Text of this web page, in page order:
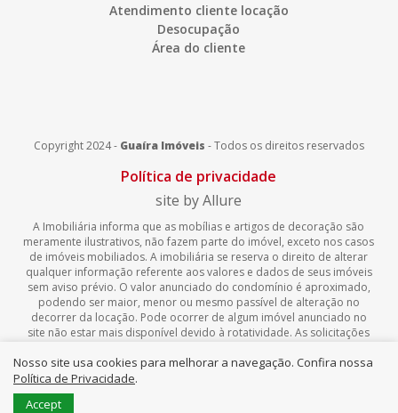
Atendimento cliente locação
Desocupação
Área do cliente
Copyright 2024 - Guaíra Imóveis -Todos os direitos reservados
Política de privacidade
site by Allure
A Imobiliária informa que as mobílias e artigos de decoração são
meramente ilustrativos, não fazem parte do imóvel, exceto nos casos
de imóveis mobiliados. A imobiliária se reserva o direito de alterar
qualquer informação referente aos valores e dados de seus imóveis
sem aviso prévio. O valor anunciado do condomínio é aproximado,
podendo ser maior, menor ou mesmo passível de alteração no
decorrer da locação. Pode ocorrer de algum imóvel anunciado no
site não estar mais disponível devido à rotatividade. As solicitações
de quaisquer imóveis.
Nosso site usa cookies para melhorar a navegação. Confira nossa
Política de Privacidade.
Accept